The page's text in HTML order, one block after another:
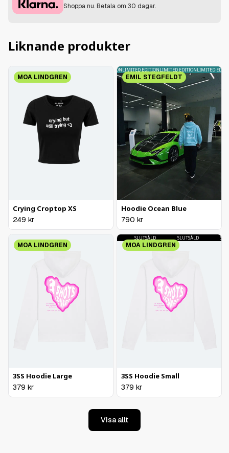
Shoppa nu. Betala om 30 dagar.
Liknande produkter
Crying Croptop XS
249 kr
MOA LINDGREN
LIMITED EDITIONLIMITED EDITIONLIMITED EDITION
Hoodie Ocean Blue
790 kr
EMIL STEGFELDT
3SS Hoodie Large
379 kr
MOA LINDGREN
SLUTSÅLD SLUTSÅLD
3SS Hoodie Small
379 kr
MOA LINDGREN
Visa allt